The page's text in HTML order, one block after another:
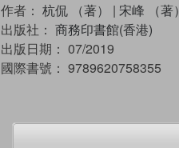
作者： 杭侃 （著） | 宋峰 （著）
出版社： 商務印書館(香港)
出版日期： 07/2019
國際書號： 9789620758355